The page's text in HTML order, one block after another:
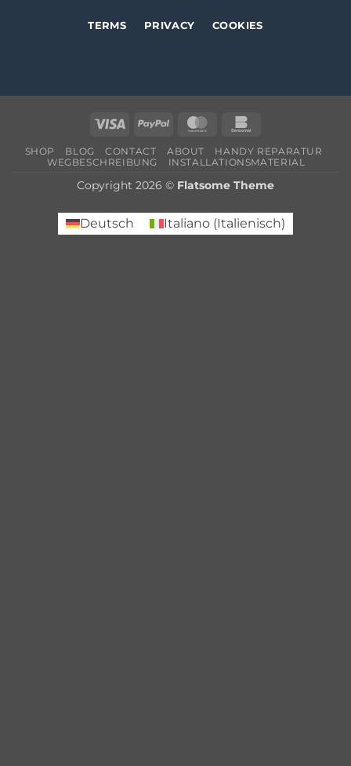
TERMS PRIVACY COOKIES
Visa PayPal MasterCard
SHOP BLOG CONTACT ABOUT
HANDY REPARATUR
WEGBESCHREIBUNG
INSTALLATIONSMATERIAL
Copyright 2026 © Flatsome Theme
Deutsch Italiano (Italienisch)